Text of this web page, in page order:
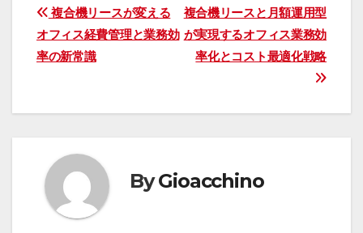
投
稿
ビ
ゲ
ー
シ
複合機リースと月額運用型
が実現するオフィス業務効
率化とコスト最適化戦略
複合機リースが変える
オフィス経費管理と業務効
率の新常識
ByGioacchino